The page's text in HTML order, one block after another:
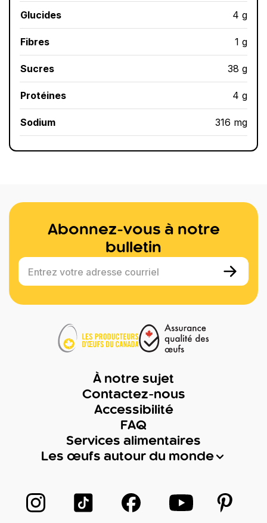
Glucides 4 g
Fibres 1 g
Sucres 38 g
Protéines 4 g
Sodium 316 mg
Abonnez-vous à notre
bulletin
Entrez votre adresse courriel
À notre sujet
Contactez-nous
Accessibilité
FAQ
Services alimentaires
Les œufs autour du monde
Suivez-nous sur Instagram
Suivez-nous sur TikTok
Suivez-nous sur Facebook
Suivez-nous sur